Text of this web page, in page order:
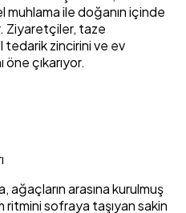
ile doğanın içinde
Ziyaretçiler, taze
tedarik zincirini ve ev
öne çıkarıyor.
ağaçların arasına kurulmuş
ritmini sofraya taşıyan sakin